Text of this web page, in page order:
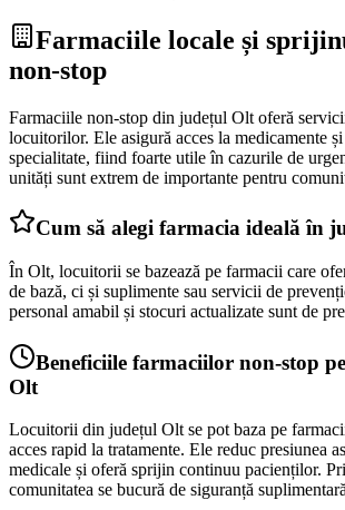
Farmaciile locale și
non-stop
Farmaciile non-stop din județul Olt oferă
locuitorilor. Ele asigură acces la medicamente
specialitate, fiind foarte utile în cazurile de
unități sunt extrem de importante pentru
Cum să alegi farmacia ideală în
În Olt, locuitorii se bazează pe farmacii care
de bază, ci și suplimente sau servicii de
personal amabil și stocuri actualizate sunt de
Beneficiile farmaciilor non-stop
Olt
Locuitorii din județul Olt se pot baza pe
acces rapid la tratamente. Ele reduc presiunea
medicale și oferă sprijin continuu pacienților.
comunitatea se bucură de siguranță